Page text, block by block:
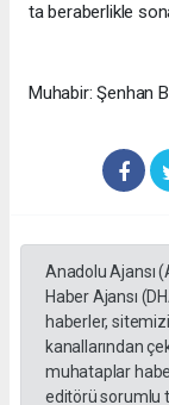
ta beraberlikle
Muhabir: Şenhan
Anadolu Ajansı
Haber Ajansı
haberler,
kanallarından
muhataplar
editörü sorumlu